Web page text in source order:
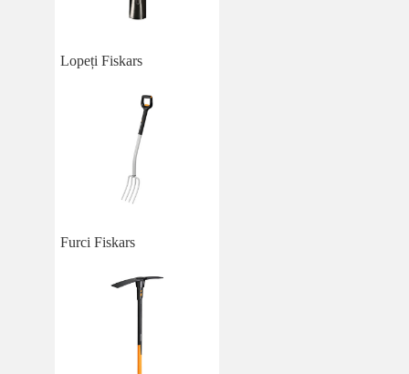
Lopeți Fiskars
Furci Fiskars